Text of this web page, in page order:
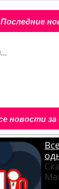
Последние
новости за